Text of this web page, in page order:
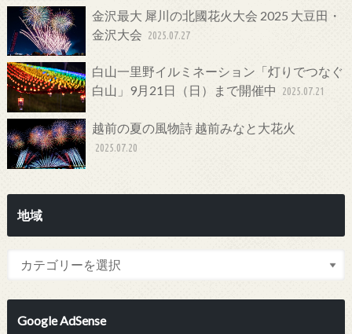
金沢最大 犀川の北國花火大会 2025 大豆田・
金沢大会 2025.07.27
白山一里野イルミネーション「灯りでつなぐ
白山」9月21日（日）まで開催中
2025.07.21
越前の夏の風物詩 越前みなと大花火
2025.07.20
地域
Google AdSense